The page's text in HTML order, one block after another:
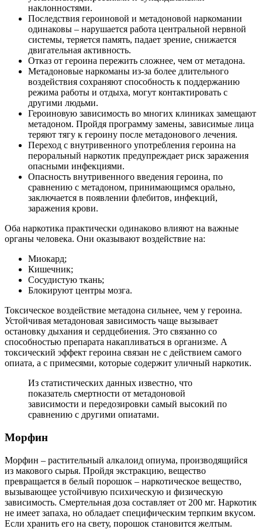
наклонностями.
Последствия героиновой и метадоновой наркомании
одинаковы – нарушается работа центральной нервной
системы, теряется память, падает зрение, снижается
двигательная активность.
Отказ от героина пережить сложнее, чем от метадона.
Метадоновые наркоманы из-за более длительного
воздействия сохраняют способность к поддержанию
режима работы и отдыха, могут контактировать с
другими людьми.
Героиновую зависимость во многих клиниках замещают
метадоном. Пройдя программу замены, зависимые лица
теряют тягу к героину после метадонового лечения.
Переход с внутривенного употребления героина на
пероральный наркотик предупреждает риск заражения
опасными инфекциями.
Опасность внутривенного введения героина, по
сравнению с метадоном, принимающимся орально,
заключается в появлении флебитов, инфекций,
заражения крови.
Оба наркотика практически одинаково влияют на важные
органы человека. Они оказывают воздействие на:
Миокард;
Кишечник;
Сосудистую ткань;
Блокируют центры мозга.
Токсическое воздействие метадона сильнее, чем у героина.
Устойчивая метадоновая зависимость чаще вызывает
остановку дыхания и сердцебиения. Это связанно со
способностью препарата накапливаться в организме. А
токсический эффект героина связан не с действием самого
опиата, а с примесями, которые содержит уличный наркотик.
Из статистических данных известно, что
показатель смертности от метадоновой
зависимости и передозировки самый высокий по
сравнению с другими опиатами.
Морфин
Морфин – растительный алкалоид опиума, производящийся
из макового сырья. Пройдя экстракцию, вещество
превращается в белый порошок – наркотическое вещество,
вызывающее устойчивую психическую и физическую
зависимость. Смертельная доза составляет от 200 мг. Наркотик
не имеет запаха, но обладает специфическим терпким вкусом.
Если хранить его на свету, порошок становится желтым.